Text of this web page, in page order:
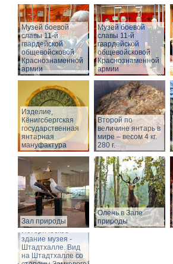
Музей боевой
славы 11-й
гвардейской
общевойсковой
Краснознаменной
армии
Музей боевой
славы 11-й
гвардейской
общевойсковой
Краснознаменной
армии
Изделие,
Кёнигсбергская
государственная
янтарная
мануфактура
Второй по
величине янтарь в
мире – весом 4 кг.
280 г.
Зал природы
Олень в Зале
природы
Историческое
здание музея -
Штадтхалле. Вид
на Штадтхалле со